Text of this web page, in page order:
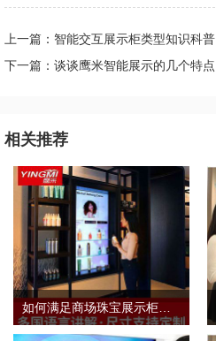
上一篇：智能交互展示柜类型知识科普
下一篇：谈谈鹰米智能展示的几个特点
相关推荐